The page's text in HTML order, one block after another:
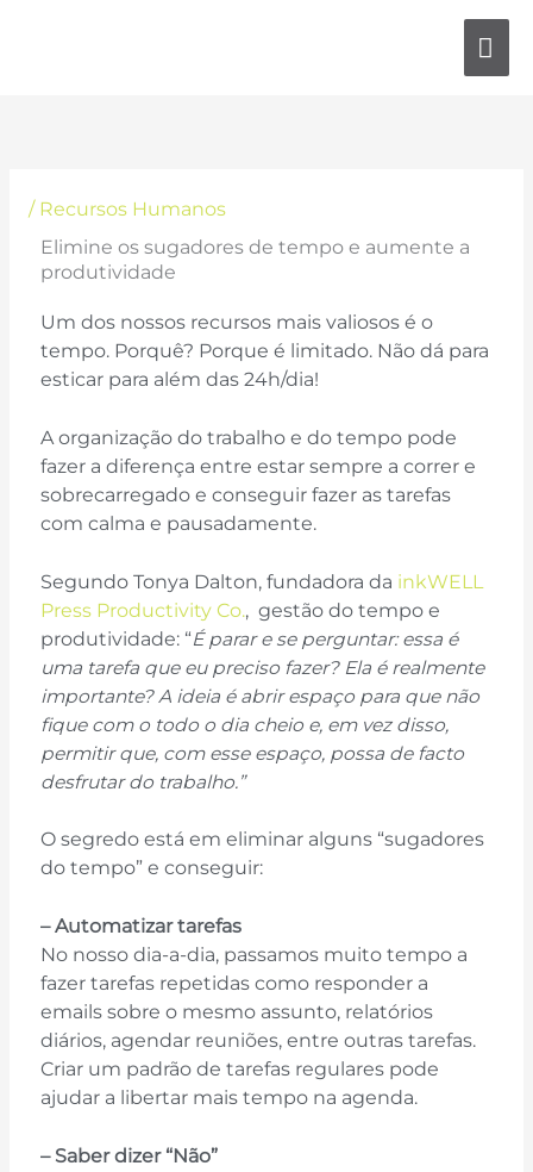
/ Recursos Humanos
Elimine os sugadores de tempo e aumente a
produtividade
Um dos nossos recursos mais valiosos é o
tempo. Porquê? Porque é limitado. Não dá para
esticar para além das 24h/dia!
A organização do trabalho e do tempo pode
fazer a diferença entre estar sempre a correr e
sobrecarregado e conseguir fazer as tarefas
com calma e pausadamente.
Segundo Tonya Dalton, fundadora da inkWELL
Press Productivity Co., gestão do tempo e
produtividade: “É parar e se perguntar: essa é
uma tarefa que eu preciso fazer? Ela é realmente
importante? A ideia é abrir espaço para que não
fique com o todo o dia cheio e, em vez disso,
permitir que, com esse espaço, possa de facto
desfrutar do trabalho.”
O segredo está em eliminar alguns “sugadores
do tempo” e conseguir:
– Automatizar tarefas
No nosso dia-a-dia, passamos muito tempo a
fazer tarefas repetidas como responder a
emails sobre o mesmo assunto, relatórios
diários, agendar reuniões, entre outras tarefas.
Criar um padrão de tarefas regulares pode
ajudar a libertar mais tempo na agenda.
– Saber dizer “Não”